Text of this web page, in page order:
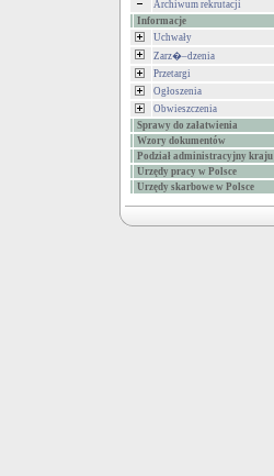
Archiwum rekrutacji
Informacje
Uchwały
Zarz�–dzenia
Przetargi
Ogłoszenia
Obwieszczenia
Sprawy do załatwienia
Wzory dokumentów
Podział administracyjny kraju
Urzędy pracy w Polsce
Urzędy skarbowe w Polsce